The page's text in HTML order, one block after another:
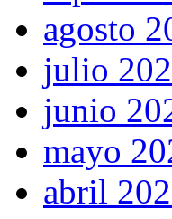
agosto
julio
junio
mayo
abril